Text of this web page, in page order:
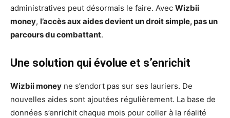
administratives peut désormais le faire. Avec Wizbii
money, l’accès aux aides devient un droit simple, pas un
parcours du combattant.
Une solution qui évolue et s’enrichit
Wizbii money ne s’endort pas sur ses lauriers. De
nouvelles aides sont ajoutées régulièrement. La base de
données s’enrichit chaque mois pour coller à la réalité